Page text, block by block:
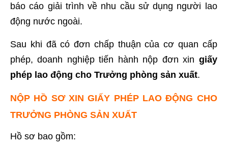
báo cáo giải trình về nhu cầu sử dụng người lao
động nước ngoài.
Sau khi đã có đơn chấp thuận của cơ quan cấp
phép, doanh nghiệp tiến hành nộp đơn xin giấy
phép lao động cho Trưởng phòng sản xuất.
NỘP HỒ SƠ XIN GIẤY PHÉP LAO ĐỘNG CHO
TRƯỞNG PHÒNG SẢN XUẤT
Hồ sơ bao gồm: